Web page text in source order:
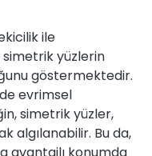
ile
simetrik yüzlerin
göstermektedir.
evrimsel
simetrik yüzler,
algılanabilir. Bu da,